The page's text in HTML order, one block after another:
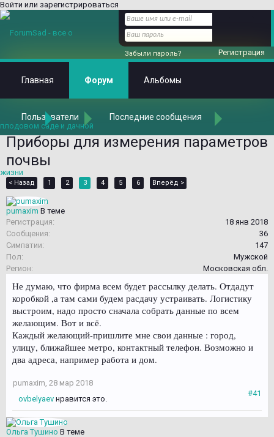
Войти или зарегистрироваться
Главная Форум
Агротехника и всё, что с этим связано
Приборы для измерения параметров
почвы
< Назад 1 2 3 4 5 6 Вперёд >
pumaxim В теме
Регистрация:
18 янв 2018
Сообщения:
36
Симпатии:
147
Пол:
Мужской
Регион:
Московская обл.
Не думаю, что фирма всем будет рассылку делать. Отдадут
коробкой ,а там сами будем расдачу устраивать. Логистику
выстроим, надо просто сначала собрать данные по всем
желающим. Вот и всё.
Каждый желающий-пришлите мне свои данные : город,
улицу, ближайшее метро, контактный телефон. Возможно и
два адреса, например работа и дом.
pumaxim, 28 мар 2018
#41
ovbelyaev нравится это.
Ольга Тушино В теме
Забыли пароль? Регистрация
Главная Форум Альбомы
Пользователи Последние сообщения